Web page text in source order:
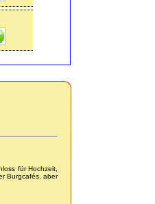
für Hochzeit,
Burgcafés, aber